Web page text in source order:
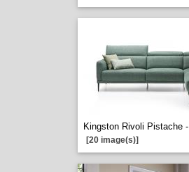
Kingston Rivoli Pistache -
[20 image(s)]